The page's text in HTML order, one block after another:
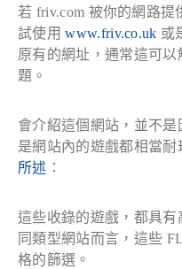
若 friv.com 被你的網路提
試使用www.friv.co.uk 或
原有的網址，通常這可
題。
會介紹這個網站，並不
是網站內的遊戲都相當
所述 ：
這些收錄的遊戲，都具
同類型網站而言，這些
格的篩選。